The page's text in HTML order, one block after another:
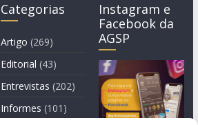
Categorias
Artigo (269)
Editorial (43)
Entrevistas (202)
Informes (101)
Instagram e
Facebook da
AGSP